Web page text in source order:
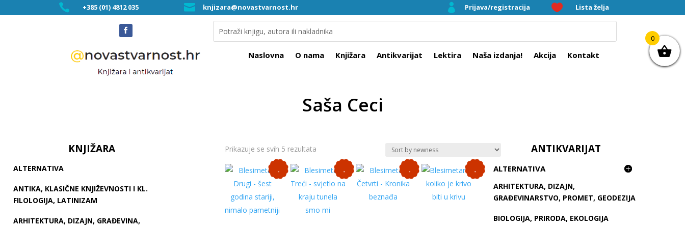
 +385 (01) 4812 035  knjizara@novastvarnost.hr  Prijava/registracija  Lista želja
Naslovna O nama Knjižara Antikvarijat Lektira Naša izdanja! Akcija Kontakt
Saša Ceci
KNJIŽARA
ALTERNATIVA
ANTIKA, KLASIČNE KNJIŽEVNOSTI I KL.
FILOLOGIJA, LATINIZAM
ARHITEKTURA, DIZAJN, GRAĐEVINA,
Prikazuje se svih 5 rezultata
najnovijem
-
0
-
1
-
1
-
ANTIKVARIJAT
ALTERNATIVA
ARHITEKTURA, DIZAJN,
GRAĐEVINARSTVO, PROMET, GEODEZIJA
BIOLOGIJA, PRIRODA, EKOLOGIJA
0